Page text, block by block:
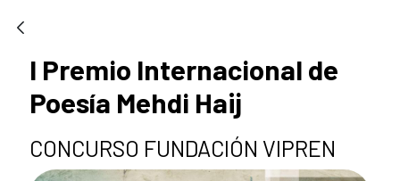
I Premio Internacional de
Poesía Mehdi Haij
CONCURSO FUNDACIÓN VIPREN